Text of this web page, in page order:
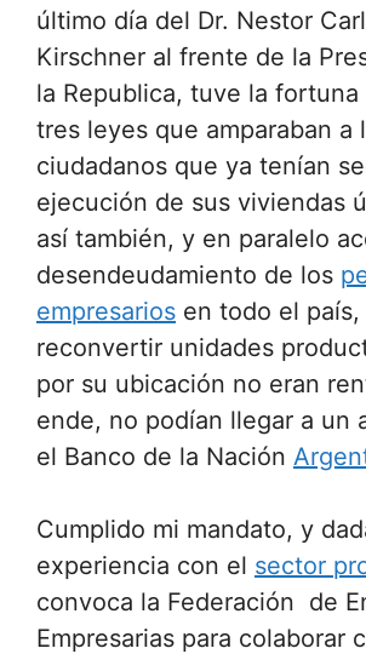
último día del Dr. Nestor
Kirschner al frente de la
la Republica, tuve la fortuna
tres leyes que amparaban a
ciudadanos que ya tenían
ejecución de sus viviendas
así también, y en paralelo
desendeudamiento de los
empresarios en todo el país,
reconvertir unidades
por su ubicación no eran
ende, no podían llegar a un
el Banco de la Nación
Cumplido mi mandato, y
experiencia con el sector
convoca la Federación de
Empresarias para colaborar